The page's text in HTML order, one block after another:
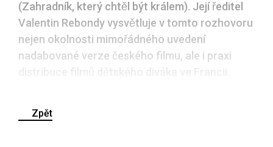
(Zahradník, který chtěl být králem). Její ředitel
Valentin Rebondy vysvětluje v tomto rozhovoru
nejen okolnosti mimořádného uvedení
nadabované verze českého filmu, ale i praxi
Zpět